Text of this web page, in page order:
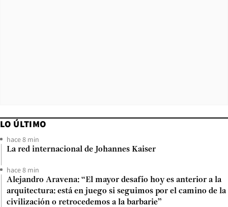
LO ÚLTIMO
hace 8 min
La red internacional de Johannes Kaiser
hace 8 min
Alejandro Aravena: “El mayor desafío hoy es anterior a la
arquitectura: está en juego si seguimos por el camino de la
civilización o retrocedemos a la barbarie”